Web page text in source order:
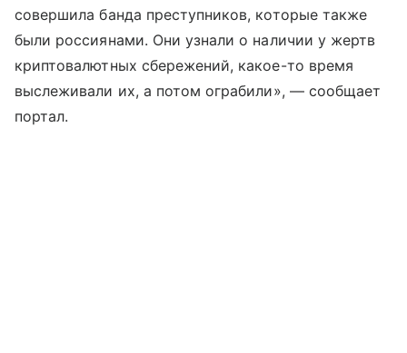
совершила банда преступников, которые также
были россиянами. Они узнали о наличии у жертв
криптовалютных сбережений, какое-то время
выслеживали их, а потом ограбили», — сообщает
портал.